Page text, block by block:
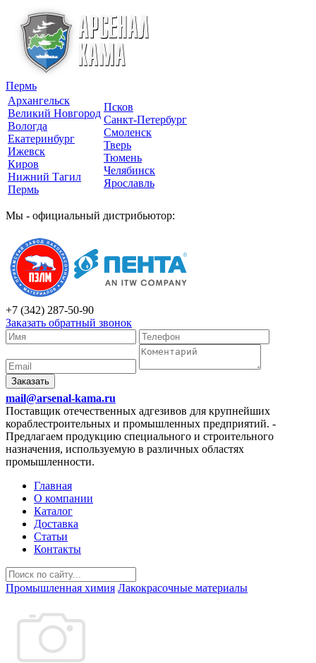
Пермь
Архангельск
Великий Новгород
Вологда
Екатеринбург
Ижевск
Киров
Нижний Тагил
Пермь
Псков
Санкт-Петербург
Смоленск
Тверь
Тюмень
Челябинск
Ярославль
Мы - официальный дистрибьютор:
+7 (342) 287-50-90
Заказать обратный звонок
Заказать
mail@arsenal-kama.ru
Поставщик отечественных адгезивов для крупнейших
кораблестроительных и промышленных предприятий. -
Предлагаем продукцию специального и строительного
назначения, используемую в различных областях
промышленности.
Главная
О компании
Каталог
Доставка
Статьи
Контакты
Промышленная химия Лакокрасочные материалы